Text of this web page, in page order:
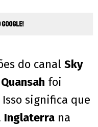
Google!
do canal Sky
foi
significa que
Inglaterra na